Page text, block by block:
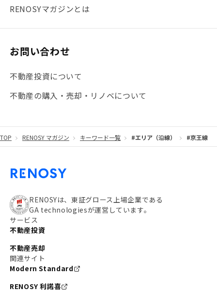
RENOSYマガジンとは
お問い合わせ
不動産投資について
不動産の購入・売却・リノベについて
TOP RENOSY マガジン キーワード一覧 #エリア（沿線） #京王線
RENOSYは、東証グロース上場企業である
GA technologiesが運営しています。
サービス
不動産投資
不動産売却
関連サイト
Modern Standard
RENOSY 利諾喜